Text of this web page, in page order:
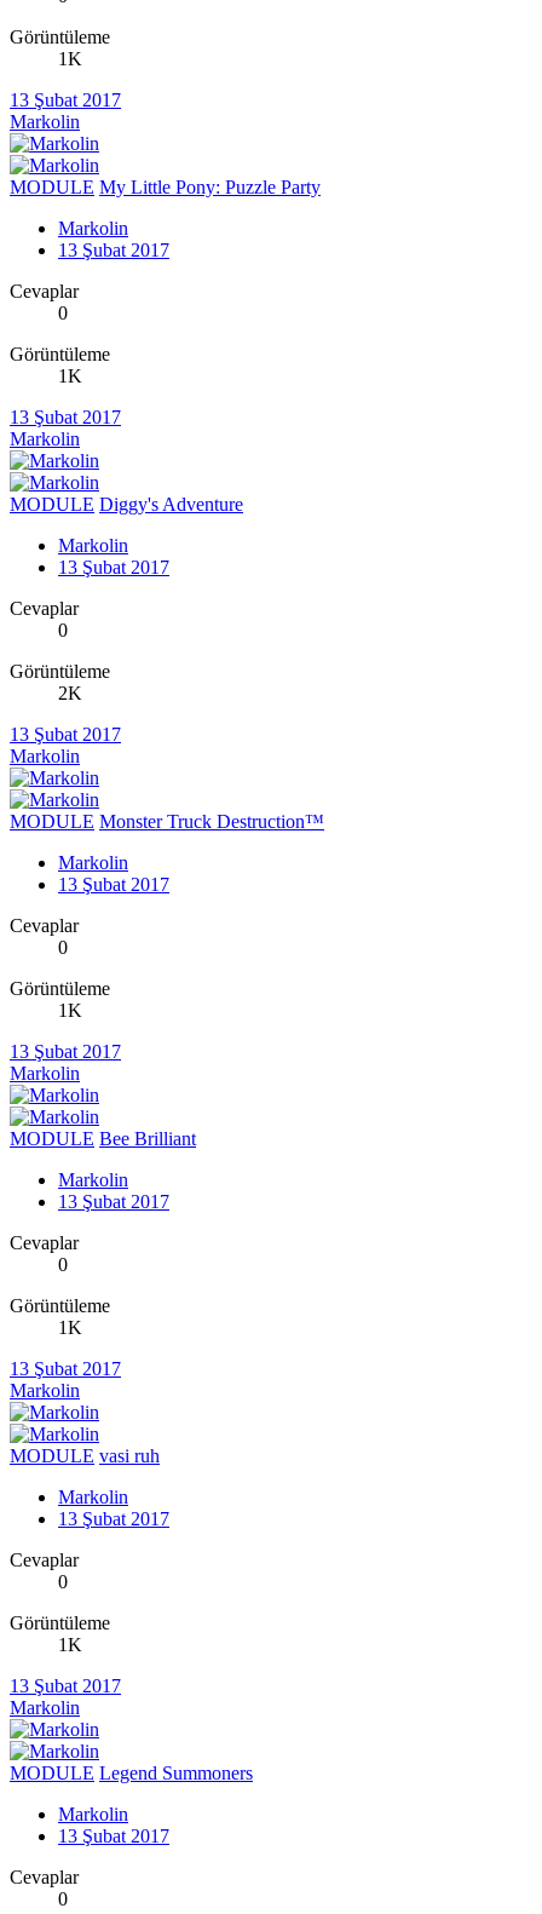
Görüntüleme
1K
13 Şubat 2017
Markolin
MODULE My Little Pony: Puzzle Party
Markolin
13 Şubat 2017
Cevaplar
0
Görüntüleme
1K
13 Şubat 2017
Markolin
MODULE Diggy's Adventure
Markolin
13 Şubat 2017
Cevaplar
0
Görüntüleme
2K
13 Şubat 2017
Markolin
MODULE Monster Truck Destruction™
Markolin
13 Şubat 2017
Cevaplar
0
Görüntüleme
1K
13 Şubat 2017
Markolin
MODULE Bee Brilliant
Markolin
13 Şubat 2017
Cevaplar
0
Görüntüleme
1K
13 Şubat 2017
Markolin
MODULE vasi ruh
Markolin
13 Şubat 2017
Cevaplar
0
Görüntüleme
1K
13 Şubat 2017
Markolin
MODULE Legend Summoners
Markolin
13 Şubat 2017
Cevaplar
0